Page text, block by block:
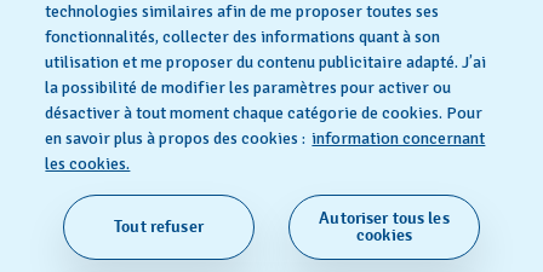
Déclaration De Confidentialité
Cookies
SWISS MADE
technologies similaires afin de me proposer toutes ses
fonctionnalités, collecter des informations quant à son
utilisation et me proposer du contenu publicitaire adapté. J’ai
la possibilité de modifier les paramètres pour activer ou
désactiver à tout moment chaque catégorie de cookies. Pour
en savoir plus à propos des cookies : information concernant
les cookies.
Tout refuser
Autoriser tous les
cookies